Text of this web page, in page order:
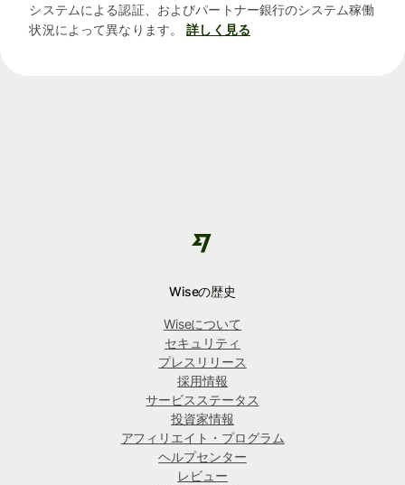
システムによる認証、およびパートナー銀行のシステム稼働
状況によって異なります。
詳しく見る
Wiseの歴史
Wiseについて
セキュリティ
プレスリリース
採用情報
サービスステータス
投資家情報
アフィリエイト・プログラム
ヘルプセンター
レビュー